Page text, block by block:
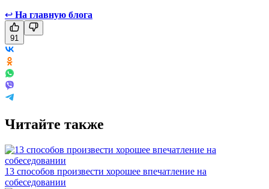
↩ На главную блога
91
Читайте также
13 способов произвести хорошее впечатление на
собеседовании